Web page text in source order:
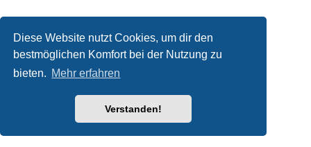
Diese Website nutzt Cookies, um dir den
bestmöglichen Komfort bei der Nutzung zu
bieten. Mehr erfahren
Verstanden!